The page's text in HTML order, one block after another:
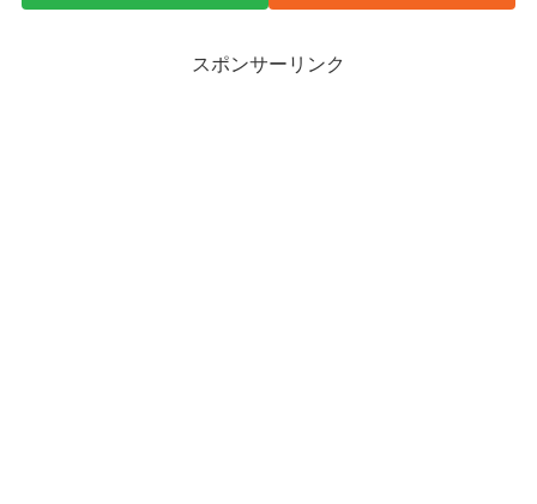
スポンサーリンク